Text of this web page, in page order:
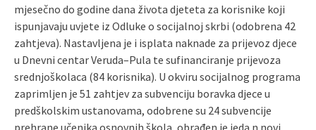
mjesečno do godine dana života djeteta za korisnike koji
ispunjavaju uvjete iz Odluke o socijalnoj skrbi (odobrena 42
zahtjeva). Nastavljena je i isplata naknade za prijevoz djece
u Dnevni centar Veruda–Pula te sufinanciranje prijevoza
srednjoškolaca (84 korisnika). U okviru socijalnog programa
zaprimljen je 51 zahtjev za subvenciju boravka djece u
predškolskim ustanovama, odobrene su 24 subvencije
prehrane učenika osnovnih škola, obrađen je jeda n novi